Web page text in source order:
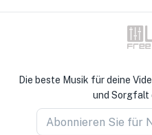
Die beste Musik für deine
und Sorgfalt